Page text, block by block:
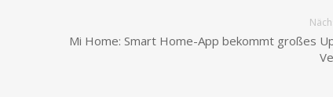
Mi Home: Smart Home-App bekommt großes